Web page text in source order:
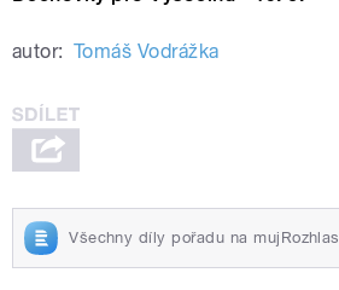
autor: Tomáš Vodrážka
Všechny díly pořadu na mujRozhlas